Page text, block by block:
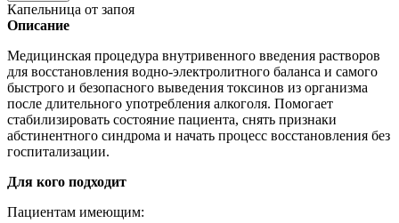
Капельница от запоя
Описание
Медицинская процедура внутривенного введения растворов
для восстановления водно-электролитного баланса и самого
быстрого и безопасного выведения токсинов из организма
после длительного употребления алкоголя. Помогает
стабилизировать состояние пациента, снять признаки
абстинентного синдрома и начать процесс восстановления без
госпитализации.
Для кого подходит
Пациентам имеющим: